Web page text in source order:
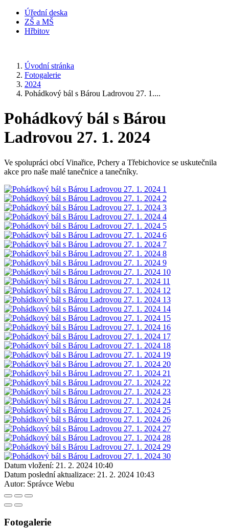
Úřední deska
ZŠ a MŠ
Hřbitov
Úvodní stránka
Fotogalerie
2024
Pohádkový bál s Bárou Ladrovou 27. 1....
Pohádkový bál s Bárou
Ladrovou 27. 1. 2024
Ve spolupráci obcí Vinařice, Pchery a Třebichovice se uskutečnila
akce pro naše malé tanečnice a tanečníky.
Datum vložení: 21. 2. 2024 10:40
Datum poslední aktualizace: 21. 2. 2024 10:43
Autor: Správce Webu
Fotogalerie